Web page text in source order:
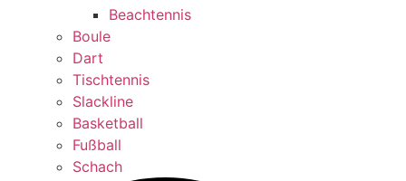
Beachtennis
Boule
Dart
Tischtennis
Slackline
Basketball
Fußball
Schach